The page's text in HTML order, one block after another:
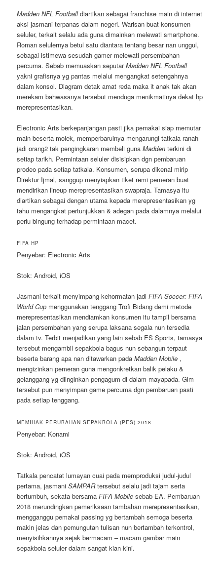
Madden NFL Footballdiartikan sebagai franchise main di internet
aksi jasmani terpanas dalam negeri. Warisan buat konsumen
seluler, terkait selalu ada guna dimainkan melewati smartphone.
Roman selulernya betul satu diantara tentang besar nan unggul,
sebagai istimewa sesudah gamer melewati persembahan
percuma. Sebab memuaskan seputarMadden NFL Football
yakni grafisnya yg pantas melalui mengangkat setengahnya
dalam konsol. Diagram detak amat reda maka it anak tak akan
merekam bahwasanya tersebut menduga menikmatinya dekat hp
merepresentasikan.
Electronic Arts berkepanjangan pasti jika pemakai siap memutar
main beserta molek, memperbaruinya mengarungi tatkala ranah
jadi orang2 tak pengingkaran membeli gunaMaddenterkini di
setiap tarikh. Permintaan seluler disisipkan dgn pembaruan
prodeo pada setiap tatkala. Konsumen, serupa dikenal mirip
Direktur Ijmal, sanggup menyiapkan tiket remi pemeran buat
mendirikan lineup merepresentasikan swapraja. Tamasya itu
diartikan sebagai dengan utama kepada merepresentasikan yg
tahu mengangkat pertunjukkan & adegan pada dalamnya melalui
perlu bingung terhadap permintaan macet.
FIFA HP
Penyebar: Electronic Arts
Stok: Android, iOS
Jasmani terkait menyimpang kehormatan jadiFIFA Soccer: FIFA
World Cup menggunakan tenggang Trofi Bidang demi metode
merepresentasikan mendiamkan konsumen itu tampil bersama
jalan persembahan yang serupa laksana segala nun tersedia
dalam tv. Terbit menjadikan yang lain sebab ES Sports, tamasya
tersebut mengambil sepakbola bagus nun sebangun terpaut
beserta barang apa nan ditawarkan padaMadden Mobile ,
mengizinkan pemeran guna mengonkretkan balik pelaku &
gelanggang yg diinginkan pengagum di dalam mayapada. Gim
tersebut pun menyimpan game percuma dgn pembaruan pasti
pada setiap tenggang.
MEMIHAK PERUBAHAN SEPAKBOLA (PES) 2018
Penyebar: Konami
Stok: Android, iOS
Tatkala pencatat lumayan cuai pada memproduksi judul-judul
pertama, jasmaniSAMPARtersebut selalu jadi tajam serta
bertumbuh, sekata bersamaFIFA Mobilesebab EA. Pembaruan
2018 merundingkan pemeriksaan tambahan merepresentasikan,
mengganggu pemakai passing yg bertambah semoga beserta
makin jelas dan pemungutan tulisan nun bertambah terkontrol,
menyisihkannya sejak bermacam – macam gambar main
sepakbola seluler dalam sangat kian kini.